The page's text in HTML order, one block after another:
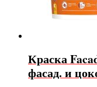
Краска
фасад. и